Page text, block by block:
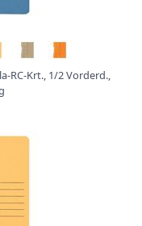
RC-Krt., 1/2 Vorderd.,